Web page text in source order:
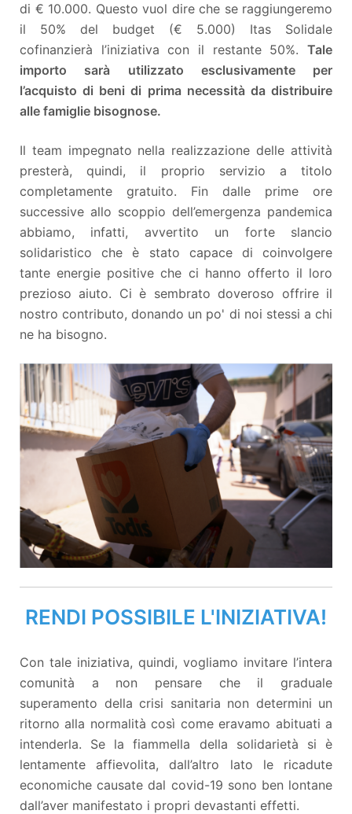
di € 10.000. Questo vuol dire che se raggiungeremo
il 50% del budget (€ 5.000) Itas Solidale
cofinanzierà l’iniziativa con il restante 50%. Tale
importo sarà utilizzato esclusivamente per
l’acquisto di beni di prima necessità da distribuire
alle famiglie bisognose.
Il team impegnato nella realizzazione delle attività
presterà, quindi, il proprio servizio a titolo
completamente gratuito. Fin dalle prime ore
successive allo scoppio dell’emergenza pandemica
abbiamo, infatti, avvertito un forte slancio
solidaristico che è stato capace di coinvolgere
tante energie positive che ci hanno offerto il loro
prezioso aiuto. Ci è sembrato doveroso offrire il
nostro contributo, donando un po' di noi stessi a chi
ne ha bisogno.
RENDI POSSIBILE L'INIZIATIVA!
Con tale iniziativa, quindi, vogliamo invitare l’intera
comunità a non pensare che il graduale
superamento della crisi sanitaria non determini un
ritorno alla normalità così come eravamo abituati a
intenderla. Se la fiammella della solidarietà si è
lentamente affievolita, dall’altro lato le ricadute
economiche causate dal covid-19 sono ben lontane
dall’aver manifestato i propri devastanti effetti.